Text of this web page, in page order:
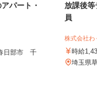
パート・
日部市 千
放課後等
員
株式会社わ
時給
埼玉県